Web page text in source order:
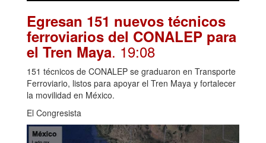
Egresan 151 nuevos técnicos
ferroviarios del CONALEP para
el Tren Maya. 19:08
151 técnicos de CONALEP se graduaron en Transporte
Ferroviario, listos para apoyar el Tren Maya y fortalecer
la movilidad en México.
El Congresista